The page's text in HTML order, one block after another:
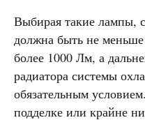
Выбирая такие лампы,
должна быть не
более 1000 Лм, а
радиатора системы
обязательным
подделке или крайне